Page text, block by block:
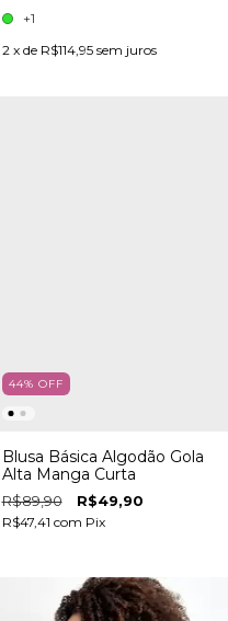
+1
2 x de R$114,95 sem juros
44% OFF
Blusa Básica Algodão Gola
Alta Manga Curta
R$89,90 R$49,90
R$47,41 com Pix